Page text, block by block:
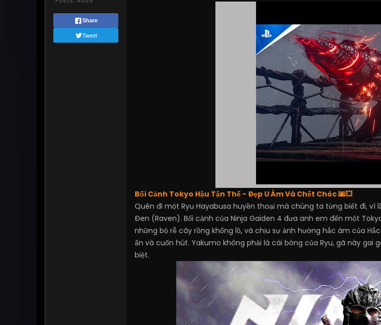
Share
Tweet
Bối Cảnh Tokyo Hậu Tận Thế - Đẹp U Ám Và Chết Chóc 🌆💥
Quên đi một Ryu Hayabusa huyền thoại mà chúng ta từng biết đi, vì
Đen (Raven). Bối cảnh của Ninja Gaiden 4 đưa anh em đến một
những bộ rễ cây rồng khổng lồ, và chịu sự ảnh hưởng hắc ám của
ẩn và cuốn hút. Yakumo không phải là cái bóng của Ryu, gã này
biệt.